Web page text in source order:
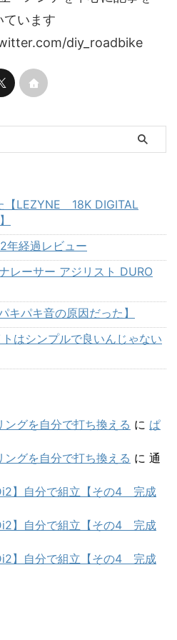
ています
diy_roadbike
【LEZYNE 18K DIGITAL
年経過レビュー
レーサー アジリスト DURO
キパキ音の原因だった】
トはシンプルで良いんじゃない
グを自分で打ち換える に ぱ
グを自分で打ち換える に 通
】自分で組立【その4 完成
】自分で組立【その4 完成
】自分で組立【その4 完成